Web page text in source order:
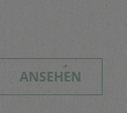
ANSEHEN